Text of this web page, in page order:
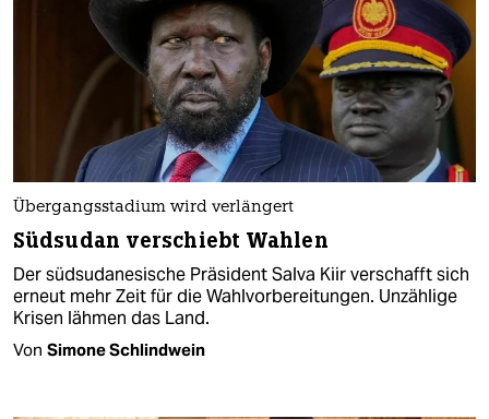
Übergangsstadium wird verlängert
Südsudan verschiebt Wahlen
Der südsudanesische Präsident Salva Kiir verschafft sich
erneut mehr Zeit für die Wahlvorbereitungen. Unzählige
Krisen lähmen das Land.
Von Simone Schlindwein